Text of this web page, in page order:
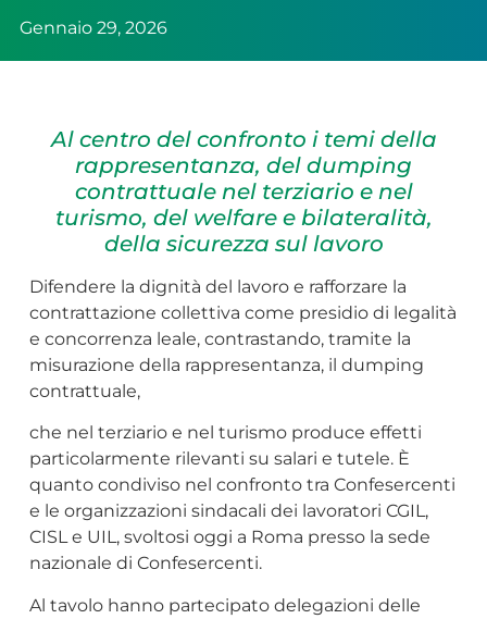
Gennaio 29, 2026
Al centro del confronto i temi della
rappresentanza, del dumping
contrattuale nel terziario e nel
turismo, del welfare e bilateralità,
della sicurezza sul lavoro
Difendere la dignità del lavoro e rafforzare la
contrattazione collettiva come presidio di legalità
e concorrenza leale, contrastando, tramite la
misurazione della rappresentanza, il dumping
contrattuale,
che nel terziario e nel turismo produce effetti
particolarmente rilevanti su salari e tutele. È
quanto condiviso nel confronto tra Confesercenti
e le organizzazioni sindacali dei lavoratori CGIL,
CISL e UIL, svoltosi oggi a Roma presso la sede
nazionale di Confesercenti.
Al tavolo hanno partecipato delegazioni delle